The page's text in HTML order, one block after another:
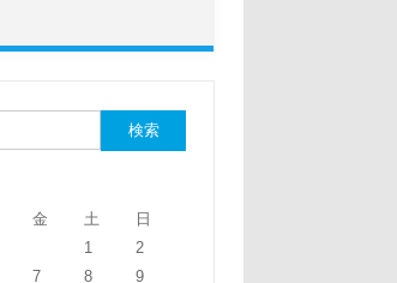
金 土 日
1
2
7 8
9